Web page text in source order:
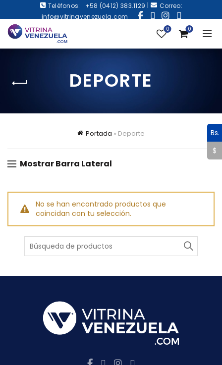
Teléfonos: +58 (0412) 383.1129 |
Correo:
info@vitrinavenezuela.com
0 0
DEPORTE
Portada » Deporte
Mostrar Barra Lateral
No se han encontrado productos que
coincidan con tu selección.
Buscar
Bs.
$